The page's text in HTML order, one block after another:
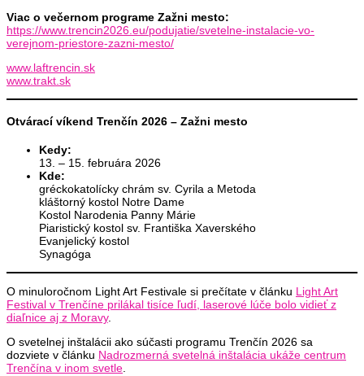
Viac o večernom programe Zažni mesto:
https://www.trencin2026.eu/podujatie/svetelne-instalacie-vo-
verejnom-priestore-zazni-mesto/
www.laftrencin.sk
www.trakt.sk
Otvárací víkend Trenčín 2026 – Zažni mesto
Kedy:
13. – 15. februára 2026
Kde:
gréckokatolícky chrám sv. Cyrila a Metoda
kláštorný kostol Notre Dame
Kostol Narodenia Panny Márie
Piaristický kostol sv. Františka Xaverského
Evanjelický kostol
Synagóga
O minuloročnom Light Art Festivale si prečítate v článku Light Art
Festival v Trenčíne prilákal tisíce ľudí, laserové lúče bolo vidieť z
diaľnice aj z Moravy.
O svetelnej inštalácii ako súčasti programu Trenčín 2026 sa
dozviete v článku Nadrozmerná svetelná inštalácia ukáže centrum
Trenčína v inom svetle